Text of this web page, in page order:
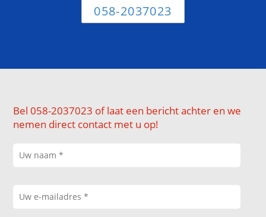
058-2037023
Bel 058-2037023 of laat een bericht achter en we
nemen direct contact met u op!